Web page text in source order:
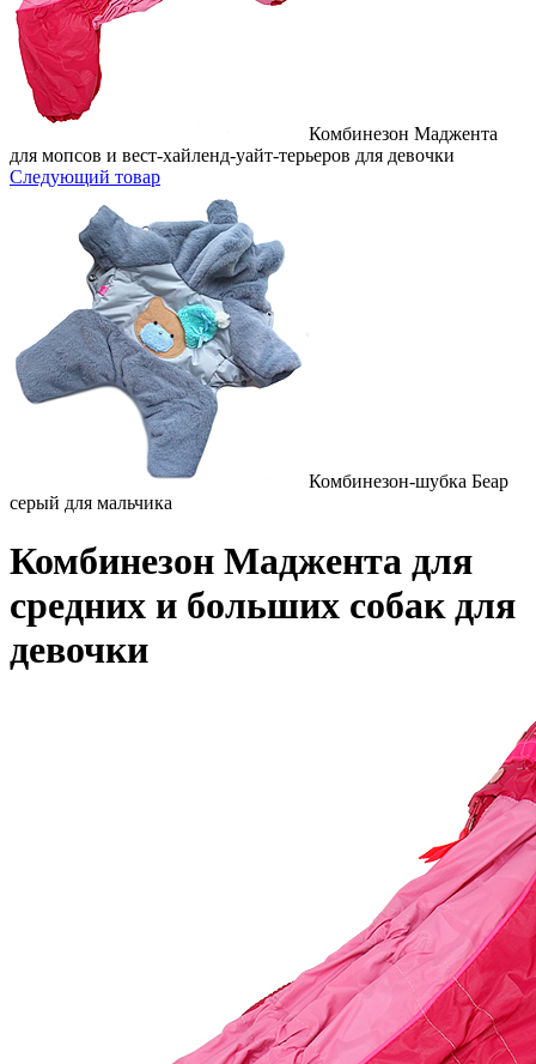
Комбинезон Маджента
для мопсов и вест-хайленд-уайт-терьеров для девочки
Следующий товар
Комбинезон-шубка Беар
серый для мальчика
Комбинезон Маджента для
средних и больших собак для
девочки